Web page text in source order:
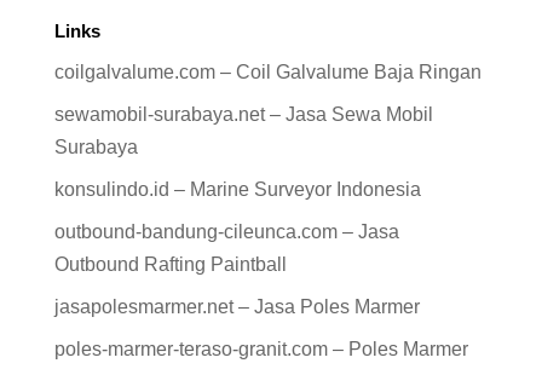
Links
coilgalvalume.com – Coil Galvalume Baja Ringan
sewamobil-surabaya.net – Jasa Sewa Mobil
Surabaya
konsulindo.id – Marine Surveyor Indonesia
outbound-bandung-cileunca.com – Jasa
Outbound Rafting Paintball
jasapolesmarmer.net – Jasa Poles Marmer
poles-marmer-teraso-granit.com – Poles Marmer